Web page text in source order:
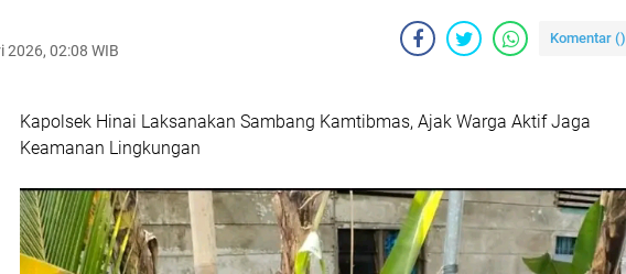
2026, 02:08 WIB
Komentar ()
Kapolsek Hinai Laksanakan Sambang Kamtibmas, Ajak Warga Aktif Jaga
Keamanan Lingkungan